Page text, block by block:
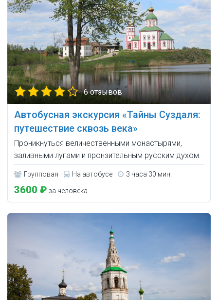
6 отзывов
Автобусная экскурсия «Тайны Суздаля:
путешествие сквозь века»
Проникнуться величественными монастырями,
заливными лугами и пронзительным русским духом.
Групповая На автобусе 3 часа 30 мин.
3600 ₽ за человека